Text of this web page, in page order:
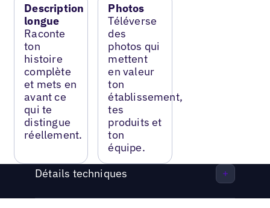
Description
longue
Raconte
ton
histoire
complète
et mets en
avant ce
qui te
distingue
réellement.
Photos
Téléverse
des
photos qui
mettent
en valeur
ton
établissement,
tes
produits et
ton
équipe.
Détails techniques